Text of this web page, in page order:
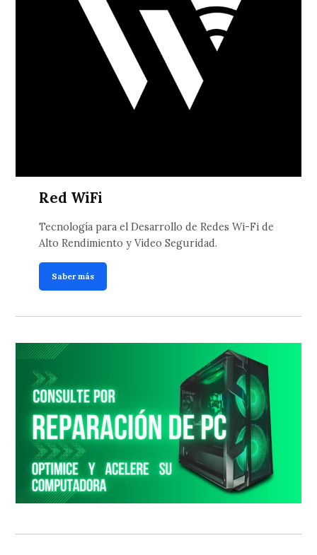
Red WiFi
Tecnología para el Desarrollo de Redes Wi-Fi de
Alto Rendimiento y Video Seguridad.
Saber más